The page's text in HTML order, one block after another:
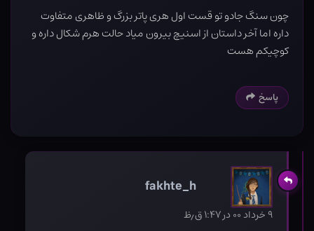
چون سنگ جادو تو قست اول هری پاتر بزرگ و ظاهری متفاوت
داره اما آخر داستان از اسنیچ بیرون میاد حالت هرم شکال داره و
کوچیکم هست
پاسخ
fakhte_h
۹ خرداد ۰۰ در ۱:۴۷ ق٫ظ